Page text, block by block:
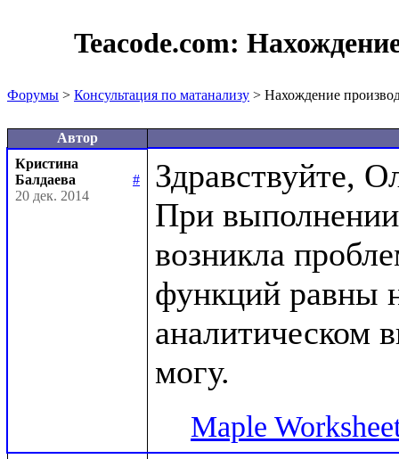
Teacode.com:
Форумы > Консультация по матанализу > Нахождение
Автор
Кристина
Балдаева
#
20 дек. 2014
Здравствуйте,
При
возникла
функций равны
аналитическом
Maple